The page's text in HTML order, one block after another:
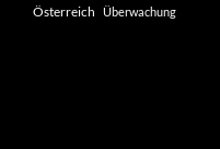
Österreich Überwachung